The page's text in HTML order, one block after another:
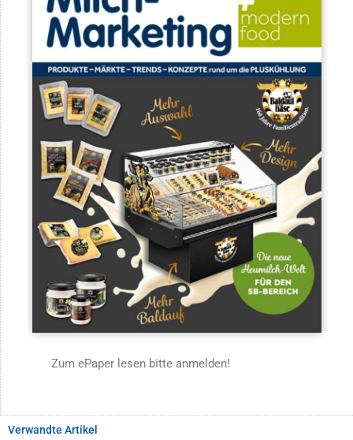
Zum ePaper lesen bitte anmelden!
Verwandte Artikel